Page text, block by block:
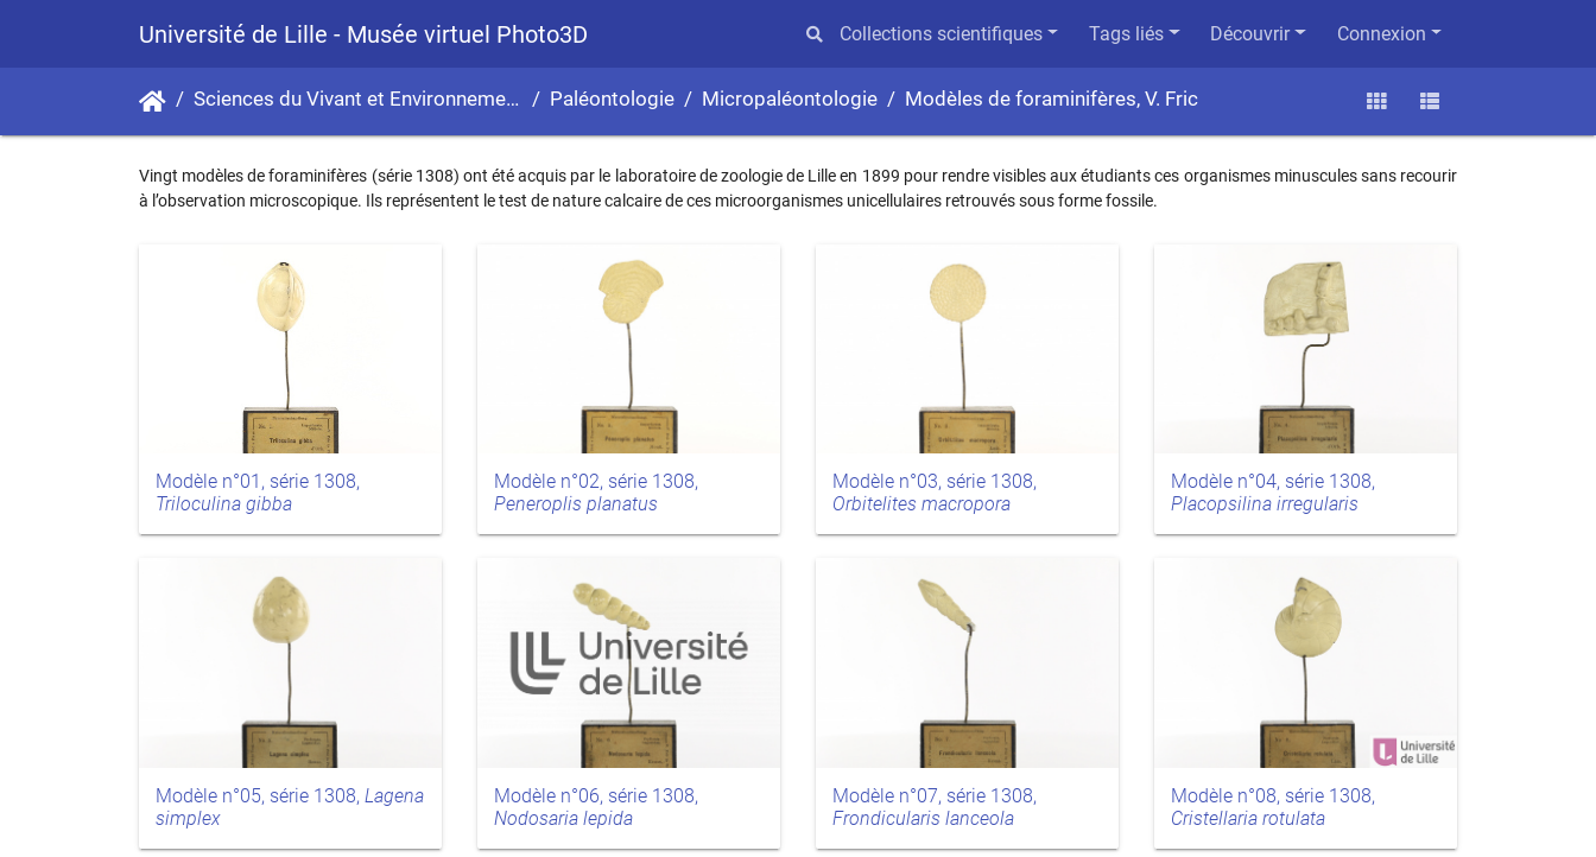
Université de Lille - Musée virtuel Photo3D Collections scientifiques Tags liés Découvrir Connexion
Sciences du Vivant et Environnement Paléontologie Micropaléontologie Modèles de foraminifères, V. Fric
Vingt modèles de foraminifères (série 1308) ont été acquis par le laboratoire de zoologie de Lille en 1899 pour rendre visibles aux étudiants ces organismes minuscules sans recourir
à l’observation microscopique. Ils représentent le test de nature calcaire de ces microorganismes unicellulaires retrouvés sous forme fossile.
Modèle n°01, série 1308,
Triloculina gibba
Modèle n°02, série 1308,
Peneroplis planatus
Modèle n°03, série 1308,
Orbitelites macropora
Modèle n°04, série 1308,
Placopsilina irregularis
Modèle n°05, série 1308, Lagena
simplex
Modèle n°06, série 1308,
Nodosaria lepida
Modèle n°07, série 1308,
Frondicularis lanceola
Modèle n°08, série 1308,
Cristellaria rotulata